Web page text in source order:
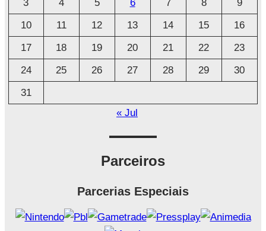
v
o
3
4 5 6 7 8
9
10
11 12 13 14 15
16
17
18 19 20 21 22
23
24
25 26 27 28 29
30
31
« Jul
Parceiros
Parcerias Especiais